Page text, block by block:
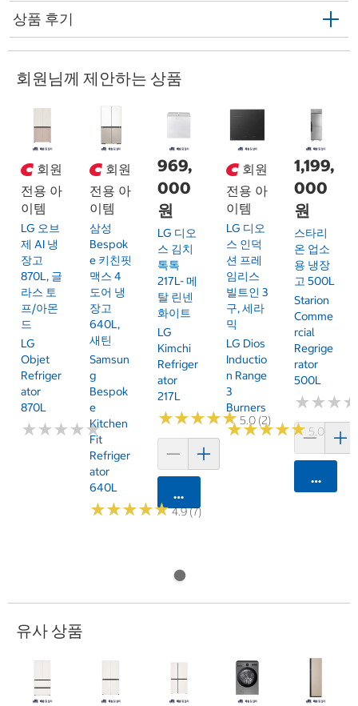
상품 후기
회원님께 제안하는 상품
회원
전용 아
이템
LG 오브
제 AI 냉
장고
870L, 글
라스 토
프/아몬
드
LG
Objet
Refriger
Ator
870L
★★★★★
★★★★★
회원
전용 아
이템
삼성
Bespok
E 키친핏
맥스 4
도어 냉
장고
640L,
새틴
Samsun
G
Bespok
E
Kitchen
Fit
Refriger
Ator
640L
★★★★★
★★★★★4.9 (7)
969,
000
원
LG 디오
스 김치
톡톡
217L- 메
탈 린넨
화이트
LG
Kimchi
Refriger
Ator
217L
★★★★★
★★★★★5.0 (2)
카트에 담기
회원
전용 아
이템
LG 디오
스 인덕
션 프레
임리스
빌트인 3
구, 세라
믹
LG Dios
Inductio
N Range
3
Burners
★★★★★
★★★★★ 5.0 (2)
1,199,
000
원
스타리
온 업소
용 냉장
고 500L
Starion
Comme
Rcial
Regrige
Rator
500L
★★★
★★★
카트에
유사 상품